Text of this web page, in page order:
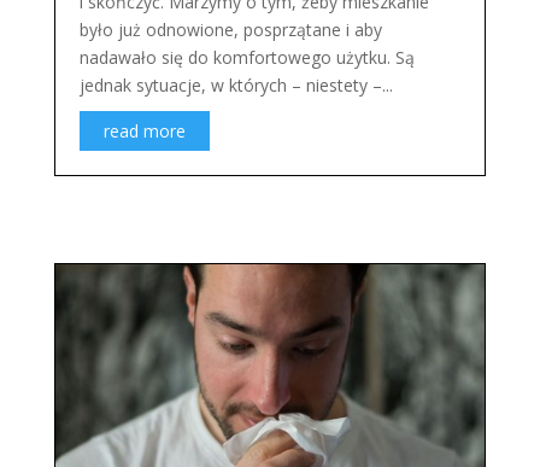
było już odnowione, posprzątane i aby
nadawało się do komfortowego użytku. Są
jednak sytuacje, w których – niestety –...
read more